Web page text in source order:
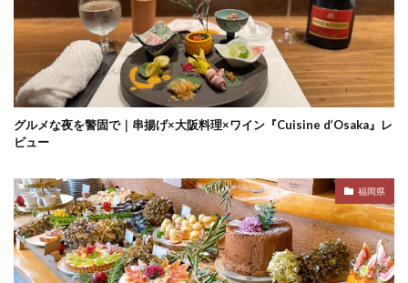
グルメな夜を警固で｜串揚げ×大阪料理×ワイン『Cuisine d’Osaka』レ
ビュー
福岡県